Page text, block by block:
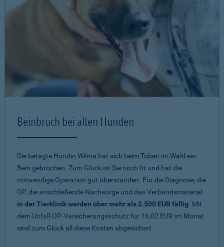
Beinbruch bei alten Hunden
Die betagte Hündin Wilma hat sich beim Toben im Wald ein
Bein gebrochen. Zum Glück ist Sie noch fit und hat die
notwendige Operation gut überstanden. Für die Diagnose, die
OP, die anschließende Nachsorge und das Verbandsmaterial
in der Tierklinik werden über mehr als 2.500 EUR fällig. Mit
dem Unfall-OP-Versicherungsschutz für 16,02 EUR im Monat
sind zum Glück all diese Kosten abgesichert.